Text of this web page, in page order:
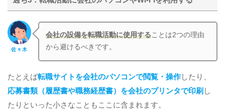
佐々木
会社の設備を転職活動に使用することは2つの理由
から避けるべきです。
たとえば転職サイトを会社のパソコンで閲覧・操作したり、
応募書類（履歴書や職務経歴書）を会社のプリンタで印刷 し
たりといった小さなこともここに含まれます。